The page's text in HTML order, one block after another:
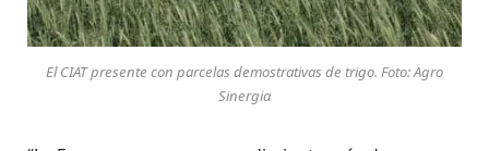
El CIAT presente con parcelas demostrativas de trigo. Foto: Agro
Sinergia